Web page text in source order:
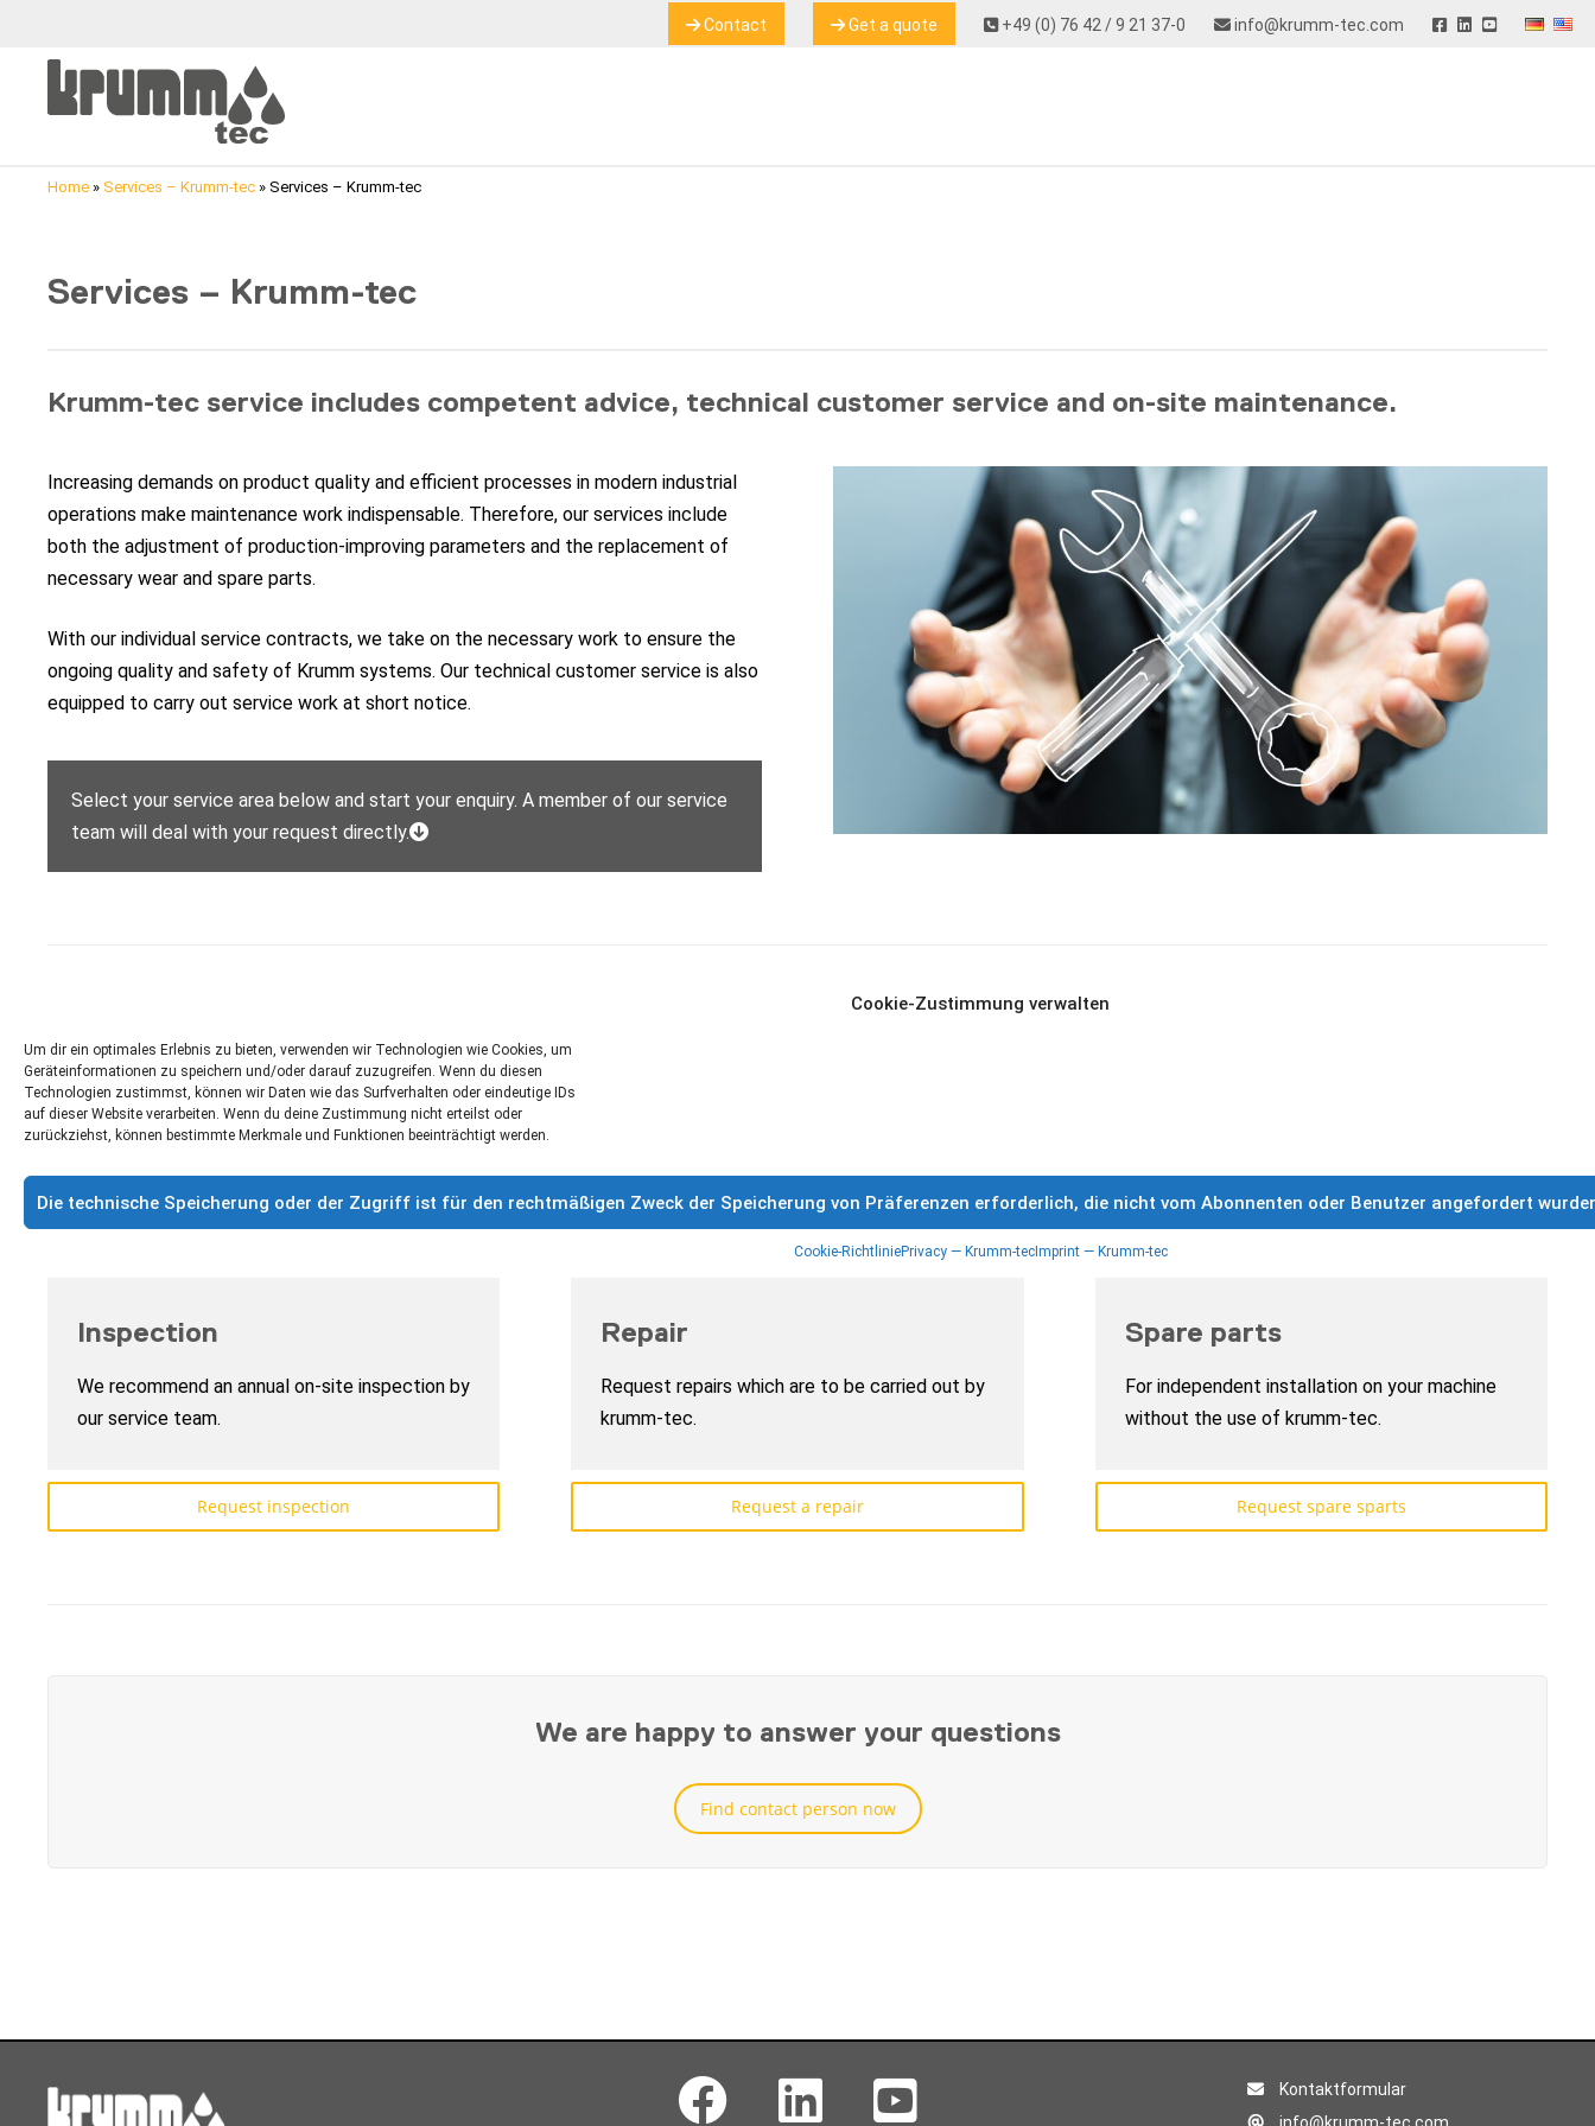
Cookie-Zustimmung verwalten
Um dir ein optimales Erlebnis zu bieten, verwenden wir Technologien wie Cookies, um
Geräteinformationen zu speichern und/oder darauf zuzugreifen. Wenn du diesen
Technologien zustimmst, können wir Daten wie das Surfverhalten oder eindeutige IDs
auf dieser Website verarbeiten. Wenn du deine Zustimmung nicht erteilst oder
zurückziehst, können bestimmte Merkmale und Funktionen beeinträchtigt werden.
Die technische Speicherung oder der Zugriff ist für den rechtmäßigen Zweck der Speicherung von Präferenzen erforderlich, die nicht vom Abonnenten oder Benutzer angefordert
Cookie-RichtliniePrivacy — Krumm-tecImprint — Krumm-tec
Contact Get a quote +49 (0) 76 42 / 9 21 37-0 info@krumm-tec.com
Home » Services – Krumm-tec » Services – Krumm-tec
Services – Krumm-tec
Krumm-tec service includes competent advice, technical customer service and on-site maintenance.
Increasing demands on product quality and efficient processes in modern industrial
operations make maintenance work indispensable. Therefore, our services include
both the adjustment of production-improving parameters and the replacement of
necessary wear and spare parts.
With our individual service contracts, we take on the necessary work to ensure the
ongoing quality and safety of Krumm systems. Our technical customer service is also
equipped to carry out service work at short notice.
Select your service area below and start your enquiry. A member of our service
team will deal with your request directly.
Inspection
We recommend an annual on-site inspection by
our service team.
Request inspection
Repair
Request repairs which are to be carried out by
krumm-tec.
Request a repair
Spare parts
For independent installation on your machine
without the use of krumm-tec.
Request spare sparts
We are happy to answer your questions
Find contact person now
Kontaktformular